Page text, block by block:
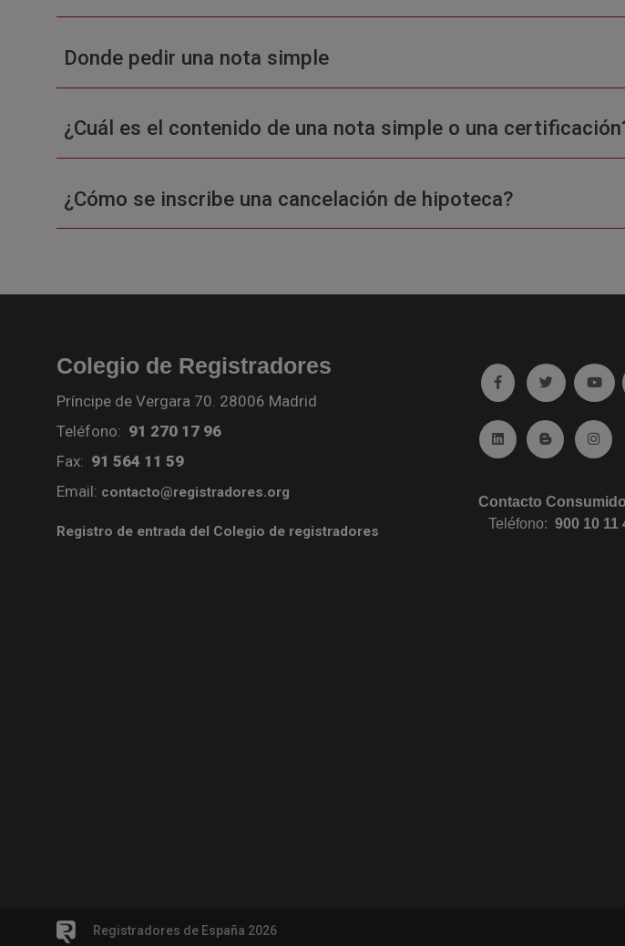
Donde pedir una nota simple
¿Cuál es el contenido de una nota simple o una
¿Cómo se inscribe una cancelación de hipoteca?
Colegio de Registradores
Príncipe de Vergara 70. 28006 Madrid
Teléfono: 91 270 17 96
Fax: 91 564 11 59
Email: contacto@registradores.org
Registro de entrada del Colegio de registradores
Ir a facebook (abre
Ir a twitterIr a
Ir a Linkedin (abre
Ir al BlogIr a
Contacto
Teléfono:900 10 11
Registradores de España 2026